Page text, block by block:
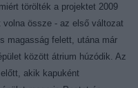
törölték a projektet 2009
össze - az első változat
magasság felett, utána már
között átrium húzódik. Az
akik kapuként